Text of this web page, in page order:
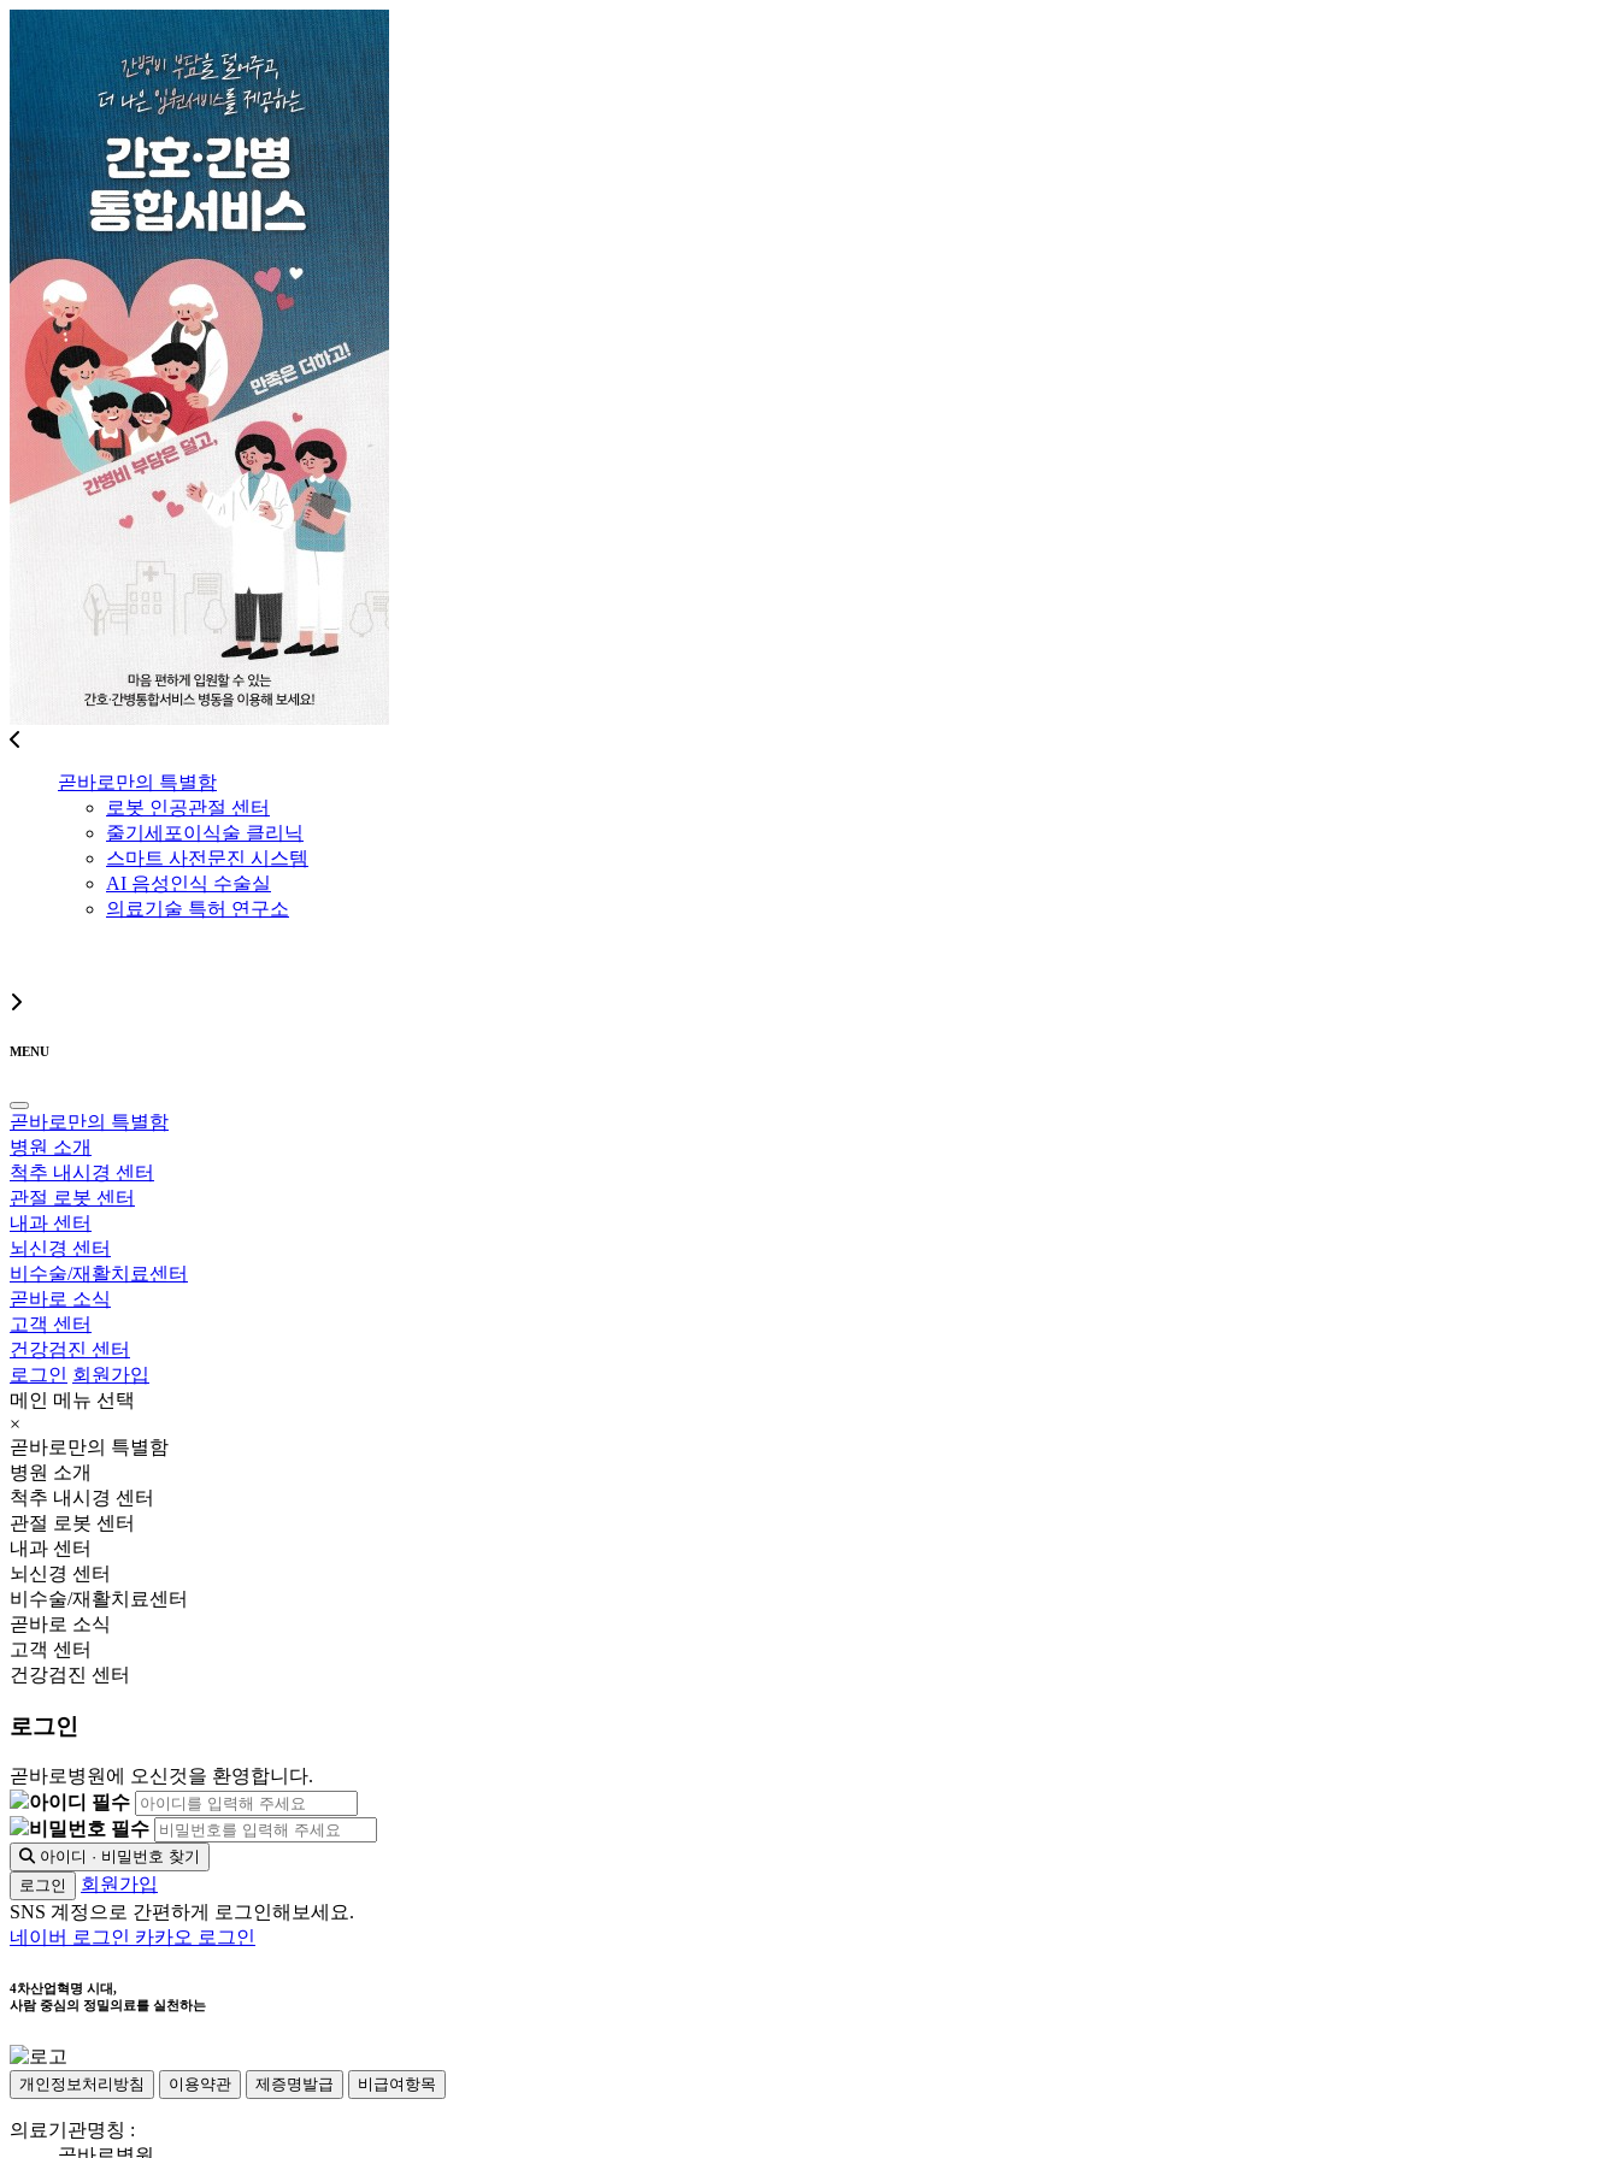
곧바로만의 특별함
로봇 인공관절 센터
줄기세포이식술 클리닉
스마트 사전문진 시스템
AI 음성인식 수술실
의료기술 특허 연구소
MENU
곧바로만의 특별함
병원 소개
척추 내시경 센터
관절 로봇 센터
내과 센터
뇌신경 센터
비수술/재활치료센터
곧바로 소식
고객 센터
건강검진 센터
로그인 회원가입
메인 메뉴 선택
×
곧바로만의 특별함
병원 소개
척추 내시경 센터
관절 로봇 센터
내과 센터
뇌신경 센터
비수술/재활치료센터
곧바로 소식
고객 센터
건강검진 센터
로그인
곧바로병원에 오신것을 환영합니다.
아이디 필수
비밀번호 필수
아이디 · 비밀번호 찾기
로그인
회원가입
SNS 계정으로 간편하게 로그인해보세요.
네이버 로그인 카카오 로그인
4차산업혁명 시대,
사람 중심의 정밀의료를 실천하는
개인정보처리방침 이용약관 제증명발급 비급여항목
의료기관명칭 :